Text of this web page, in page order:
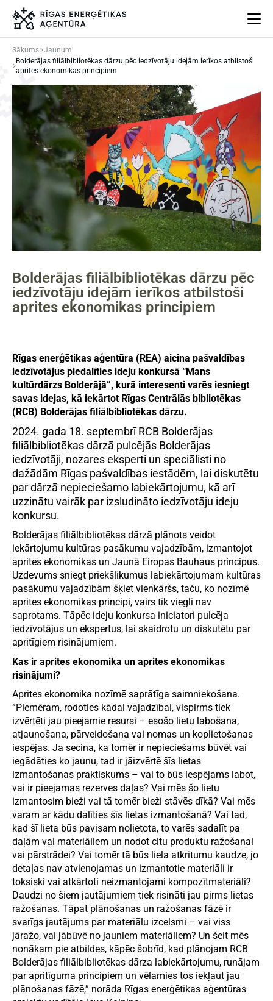
Par mums
Projekti
Energoefektivitāte
Pasākumi
Jaunumi
Aprites ekonomika
Iesaisties
Elpo Rīga!
Ēkas atjaunošanas ABC
Sākums Jaunumi
Bolderājas filiālbibliotēkas dārzu pēc iedzīvotāju idejām ierīkos atbilstoši
aprites ekonomikas principiem
Bolderājas filiālbibliotēkas dārzu pēc
iedzīvotāju idejām ierīkos atbilstoši
aprites ekonomikas principiem
Rīgas enerģētikas aģentūra (REA) aicina pašvaldības
iedzīvotājus piedalīties ideju konkursā “Mans
kultūrdārzs Bolderājā”, kurā interesenti varēs iesniegt
savas idejas, kā iekārtot Rīgas Centrālās bibliotēkas
(RCB) Bolderājas filiālbibliotēkas dārzu.
2024. gada 18. septembrī RCB Bolderājas
filiālbibliotēkas dārzā pulcējās Bolderājas
iedzīvotāji, nozares eksperti un speciālisti no
dažādām Rīgas pašvaldības iestādēm, lai diskutētu
par dārzā nepieciešamo labiekārtojumu, kā arī
uzzinātu vairāk par izsludināto iedzīvotāju ideju
konkursu.
Bolderājas filiālbibliotēkas dārzā plānots veidot
iekārtojumu kultūras pasākumu vajadzībām, izmantojot
aprites ekonomikas un Jaunā Eiropas Bauhaus principus.
Uzdevums sniegt priekšlikumus labiekārtojumam kultūras
pasākumu vajadzībām šķiet vienkāršs, taču, ko nozīmē
aprites ekonomikas principi, vairs tik viegli nav
saprotams. Tāpēc ideju konkursa iniciatori pulcēja
iedzīvotājus un ekspertus, lai skaidrotu un diskutētu par
apritīgiem risinājumiem.
Kas ir aprites ekonomika un aprites ekonomikas
risinājumi?
Aprites ekonomika nozīmē saprātīga saimniekošana.
“Piemēram, rodoties kādai vajadzībai, vispirms tiek
izvērtēti jau pieejamie resursi – esošo lietu labošana,
atjaunošana, pārveidošana vai nomas un koplietošanas
iespējas. Ja secina, ka tomēr ir nepieciešams būvēt vai
iegādāties ko jaunu, tad ir jāizvērtē šīs lietas
izmantošanas praktiskums – vai to būs iespējams labot,
vai ir pieejamas rezerves daļas? Vai mēs šo lietu
izmantosim bieži vai tā tomēr bieži stāvēs dīkā? Vai mēs
varam ar kādu dalīties šīs lietas izmantošanā? Vai tad,
kad šī lieta būs pavisam nolietota, to varēs sadalīt pa
daļām vai materiāliem un nodot citu produktu ražošanai
vai pārstrādei? Vai tomēr tā būs liela atkritumu kaudze, jo
detaļas nav atvienojamas un izmantotie materiāli ir
toksiski vai atkārtoti neizmantojami kompozītmateriāli?
Daudzi no šiem jautājumiem tiek risināti jau pirms lietas
ražošanas. Tāpat plānošanas un ražošanas fāzē ir
svarīgs jautājums par materiālu izcelsmi – vai viss
jāražo, vai jābūvē no jauniem materiāliem? Un šeit mēs
nonākam pie atbildes, kāpēc šobrīd, kad plānojam RCB
Bolderājas filiālbibliotēkas dārza labiekārtojumu, runājam
par apritīguma principiem un vēlamies tos iekļaut jau
plānošanas fāzē,” norāda Rīgas enerģētikas aģentūras